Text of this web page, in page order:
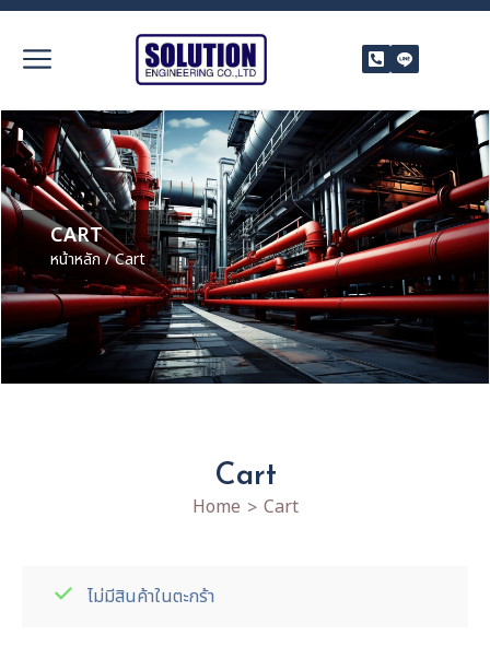
CART
หน้าหลัก/ Cart
Cart
Home > Cart
ไม่มีสินค้าในตะกร้า